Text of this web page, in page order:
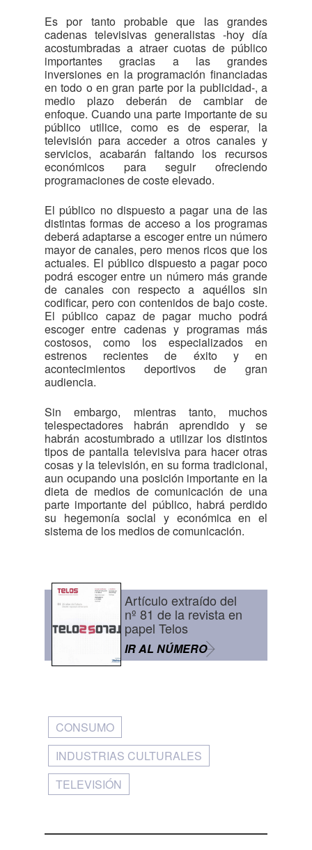
Es por tanto probable que las grandes
cadenas televisivas generalistas -hoy día
acostumbradas a atraer cuotas de público
importantes gracias a las grandes
inversiones en la programación financiadas
en todo o en gran parte por la publicidad-, a
medio plazo deberán de cambiar de
enfoque. Cuando una parte importante de su
público utilice, como es de esperar, la
televisión para acceder a otros canales y
servicios, acabarán faltando los recursos
económicos para seguir ofreciendo
programaciones de coste elevado.
El público no dispuesto a pagar una de las
distintas formas de acceso a los programas
deberá adaptarse a escoger entre un número
mayor de canales, pero menos ricos que los
actuales. El público dispuesto a pagar poco
podrá escoger entre un número más grande
de canales con respecto a aquéllos sin
codificar, pero con contenidos de bajo coste.
El público capaz de pagar mucho podrá
escoger entre cadenas y programas más
costosos, como los especializados en
estrenos recientes de éxito y en
acontecimientos deportivos de gran
audiencia.
Sin embargo, mientras tanto, muchos
telespectadores habrán aprendido y se
habrán acostumbrado a utilizar los distintos
tipos de pantalla televisiva para hacer otras
cosas y la televisión, en su forma tradicional,
aun ocupando una posición importante en la
dieta de medios de comunicación de una
parte importante del público, habrá perdido
su hegemonía social y económica en el
sistema de los medios de comunicación.
Artículo extraído del
nº 81 de la revista en
papel Telos
IR AL NÚMERO
CONSUMO
INDUSTRIAS CULTURALES
TELEVISIÓN